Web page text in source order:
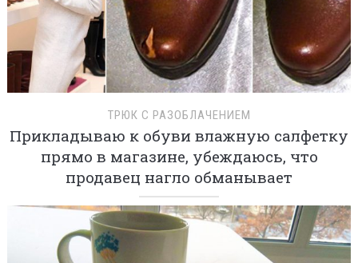
ТРЮК С РАЗОБЛАЧЕНИЕМ
Прикладываю к обуви влажную салфетку
прямо в магазине, убеждаюсь, что
продавец нагло обманывает